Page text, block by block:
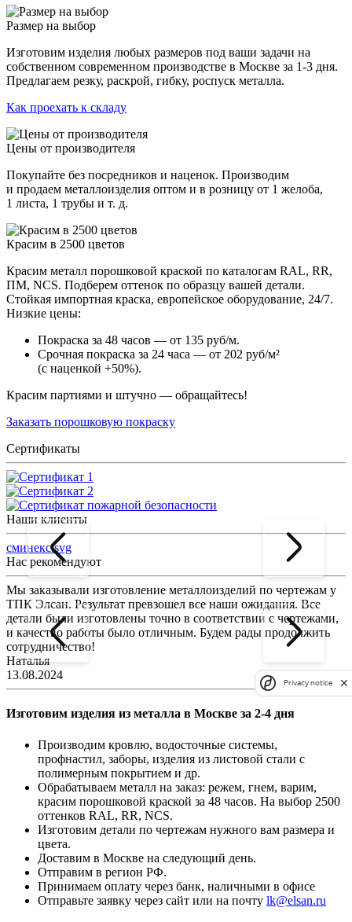
Размер на выбор
Изготовим изделия любых размеров под ваши задачи на
собственном современном производстве в Москве за 1-3 дня.
Предлагаем резку, раскрой, гибку, роспуск металла.
Как проехать к складу
Цены от производителя
Покупайте без посредников и наценок. Производим
и продаем металлоизделия оптом и в розницу от 1 желоба,
1 листа, 1 трубы и т. д.
Красим в 2500 цветов
Красим металл порошковой краской по каталогам RAL, RR,
ПМ, NCS. Подберем оттенок по образцу вашей детали.
Стойкая импортная краска, европейское оборудование, 24/7.
Низкие цены:
Покраска за 48 часов — от 135 руб/м.
Срочная покраска за 24 часа — от 202 руб/м²
(с наценкой +50%).
Красим партиями и штучно — обращайтесь!
Заказать порошковую покраску
Сертификаты
Наши клиенты
сминекс.svg
Нас рекомендуют
Мы заказывали изготовление металлоизделий по чертежам у
ТПК Элсан. Результат превзошел все наши ожидания. Все
детали были изготовлены точно в соответствии с чертежами,
и качество работы было отличным. Будем рады продолжить
сотрудничество!
Наталья
13.08.2024
Изготовим изделия из металла в Москве за 2-4 дня
Производим кровлю, водосточные системы,
профнастил, заборы, изделия из листовой стали с
полимерным покрытием и др.
Обрабатываем металл на заказ: режем, гнем, варим,
красим порошковой краской за 48 часов. На выбор 2500
оттенков RAL, RR, NCS.
Изготовим детали по чертежам нужного вам размера и
цвета.
Доставим в Москве на следующий день.
Отправим в регион РФ.
Принимаем оплату через банк, наличными в офисе
Отправьте заявку через сайт или на почту lk@elsan.ru
Privacy notice